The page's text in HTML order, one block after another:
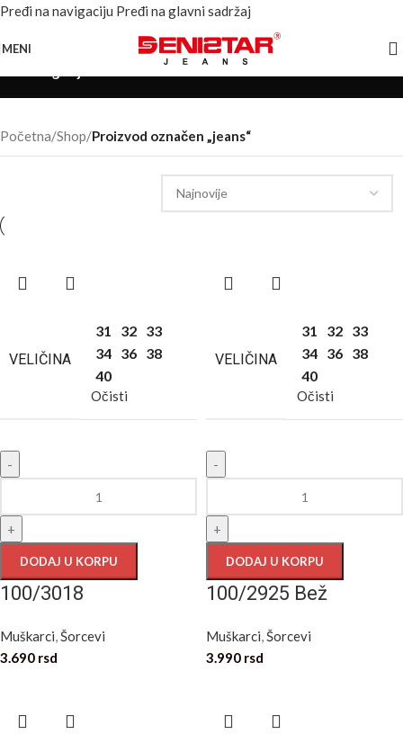
Pređi na navigaciju Pređi na glavni sadržaj
MENI
Početna/Shop/Proizvod označen „jeans“
VELIČINA
31 32 33
34 36 38
40
Očisti
-
+
DODAJ U KORPU
100/3018
Muškarci,Šorcevi
3.690 rsd
VELIČINA
31 32 33
34 36 38
40
Očisti
-
+
DODAJ U KORPU
100/2925 Bež
Muškarci,Šorcevi
3.990 rsd